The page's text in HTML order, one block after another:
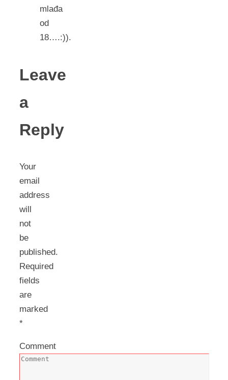
mlađa
od
18….:)).
Leave
a
Reply
Your
email
address
will
not
be
published.
Required
fields
are
marked
*
Comment